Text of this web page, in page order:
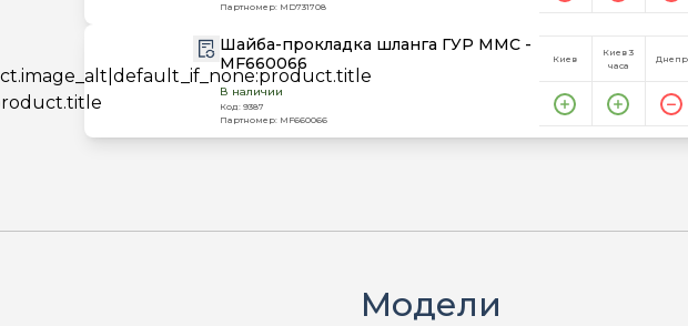
Партномер: MD731708
Шайба-прокладка шланга ГУР MMC -
MF660066
В наличии
Код: 9387
Партномер: MF660066
Киев
Киев 3
часа
Днепр
Модели